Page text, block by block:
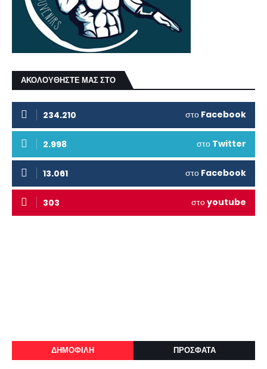
ΑΚΟΛΟΥΘΗΣΤΕ ΜΑΣ ΣΤΟ
234.210 στο Facebook
2.998 στο Twitter
13.061 στο Facebook
303 στοyoutube
ΔΗΜΟΦΙΛΗ ΠΡΟΣΦΑΤΑ